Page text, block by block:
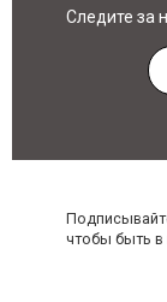
Следите за
чтобы быть в